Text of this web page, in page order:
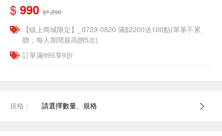
$ 990 $1,290
【線上商城限定】_0729-0820 滿$2200送100點(單筆不累
贈，每人期間最高贈5次)
訂單滿999享9折
規格： 請選擇數量、規格